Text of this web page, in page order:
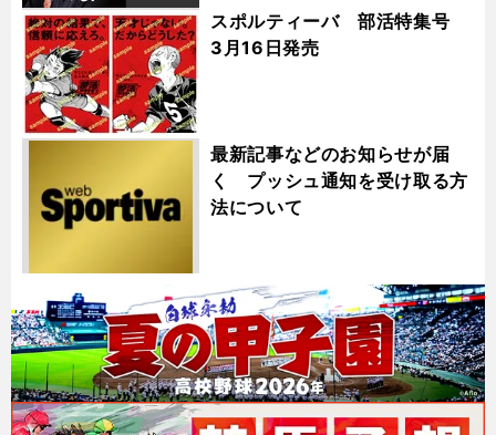
スポルティーバ 部活特集号
3月16日発売
最新記事などのお知らせが届
く プッシュ通知を受け取る方
法について